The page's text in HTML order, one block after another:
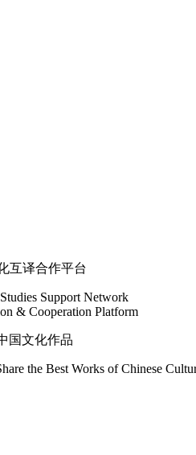
互译合作平台
Support Network
& Cooperation Platform
国文化作品
the Best Works of Chinese